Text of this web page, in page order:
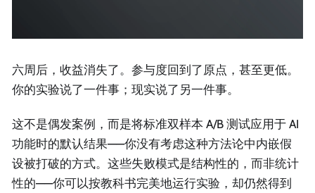
六周后，收益消失了。参与度回到了原点，甚至更低。
你的实验说了一件事；现实说了另一件事。
这不是偶发案例，而是将标准双样本 A/B 测试应用于 AI
功能时的默认结果——你没有考虑这种方法论中内嵌假
设被打破的方式。这些失败模式是结构性的，而非统计
性的——你可以按教科书完美地运行实验，却仍然得到